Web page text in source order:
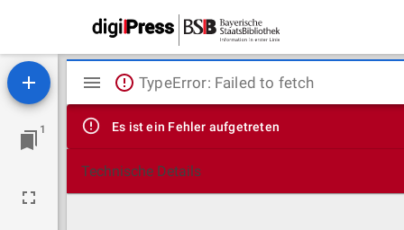
1
Mirador
Viewer
TypeError: Failed to fetch
Es ist ein Fehler aufgetreten
Technische Details